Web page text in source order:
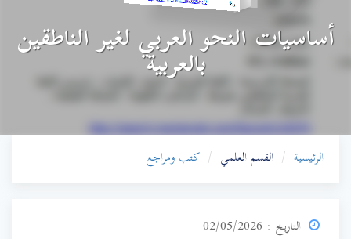
أساسيات النحو العربي لغير الناطقين
بالعربية
الرئيسية القسم العلمي كتب ومراجع
التاريخ : 02/05/2026